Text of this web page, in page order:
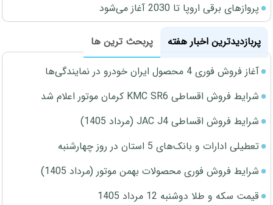
پروازهای برقی اروپا تا 2030 آغاز می‌شود
پربازدیدترین اخبار هفته
پربحث ترین ها
آغاز فروش فوری 4 محصول ایران خودرو در نمایندگی‌ها
شرایط فروش اقساطی KMC SR6 کرمان موتور اعلام شد
شرایط فروش اقساطی JAC J4 (مرداد 1405)
تعطیلی ادارات و بانک‌های 5 استان در روز چهارشنبه
شرایط فروش فوری محصولات بهمن موتور (مرداد 1405)
قیمت سکه و طلا دوشنبه 12 مرداد 1405